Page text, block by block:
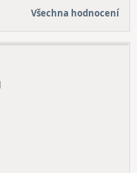
Všechna hodnocení